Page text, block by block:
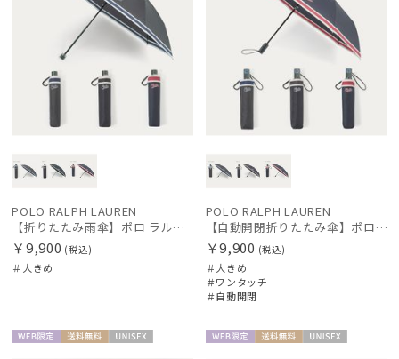
POLO RALPH LAUREN
【折りたたみ雨傘】ポロ ラルフ ローレン（POLO RALPH LAUREN）ボーダー 大きめ60cm
￥9,900 (税込)
＃大きめ
POLO RALPH LAUREN
【自動開閉折りたたみ傘】ポロ ラルフ ローレン（POLO RALPH LAUREN）ボーダー 大きめ60cm ワンタッチ開閉
￥9,900 (税込)
＃大きめ
＃ワンタッチ
＃自動開閉